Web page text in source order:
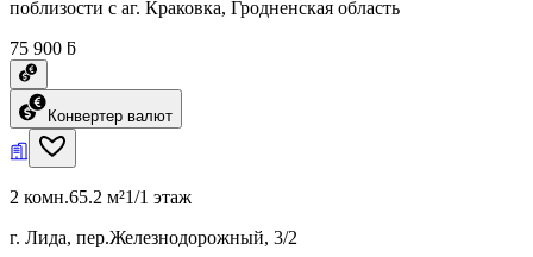
поблизости с аг. Краковка, Гродненская область
75 900 ƃ
Конвертер валют
2 комн.65.2 м²1/1 этаж
г. Лида, пер.Железнодорожный, 3/2